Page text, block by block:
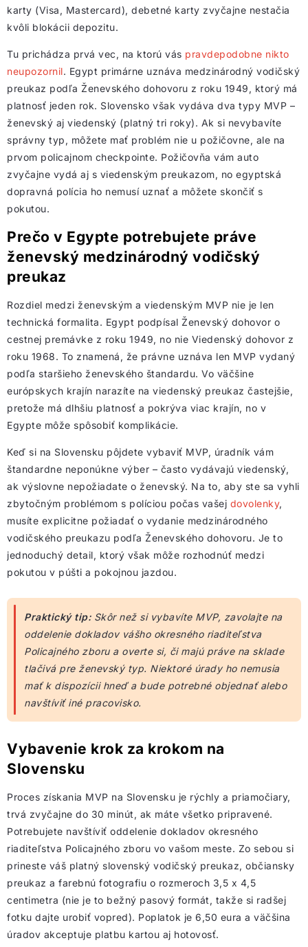
karty (Visa, Mastercard), debetné karty zvyčajne nestačia
kvôli blokácii depozitu.
Tu prichádza prvá vec, na ktorú vás pravdepodobne nikto
neupozornil. Egypt primárne uznáva medzinárodný vodičský
preukaz podľa Ženevského dohovoru z roku 1949, ktorý má
platnosť jeden rok. Slovensko však vydáva dva typy MVP –
ženevský aj viedenský (platný tri roky). Ak si nevybavíte
správny typ, môžete mať problém nie u požičovne, ale na
prvom policajnom checkpointe. Požičovňa vám auto
zvyčajne vydá aj s viedenským preukazom, no egyptská
dopravná polícia ho nemusí uznať a môžete skončiť s
pokutou.
Prečo v Egypte potrebujete práve
ženevský medzinárodný vodičský
preukaz
Rozdiel medzi ženevským a viedenským MVP nie je len
technická formalita. Egypt podpísal Ženevský dohovor o
cestnej premávke z roku 1949, no nie Viedenský dohovor z
roku 1968. To znamená, že právne uznáva len MVP vydaný
podľa staršieho ženevského štandardu. Vo väčšine
európskych krajín narazíte na viedenský preukaz častejšie,
pretože má dlhšiu platnosť a pokrýva viac krajín, no v
Egypte môže spôsobiť komplikácie.
Keď si na Slovensku pôjdete vybaviť MVP, úradník vám
štandardne neponúkne výber – často vydávajú viedenský,
ak výslovne nepožiadate o ženevský. Na to, aby ste sa vyhli
zbytočným problémom s políciou počas vašej dovolenky,
musíte explicitne požiadať o vydanie medzinárodného
vodičského preukazu podľa Ženevského dohovoru. Je to
jednoduchý detail, ktorý však môže rozhodnúť medzi
pokutou v púšti a pokojnou jazdou.
Praktický tip:Skôr než si vybavíte MVP, zavolajte na
oddelenie dokladov vášho okresného riaditeľstva
Policajného zboru a overte si, či majú práve na sklade
tlačivá pre ženevský typ. Niektoré úrady ho nemusia
mať k dispozícii hneď a bude potrebné objednať alebo
navštíviť iné pracovisko.
Vybavenie krok za krokom na
Slovensku
Proces získania MVP na Slovensku je rýchly a priamočiary,
trvá zvyčajne do 30 minút, ak máte všetko pripravené.
Potrebujete navštíviť oddelenie dokladov okresného
riaditeľstva Policajného zboru vo vašom meste. Zo sebou si
prineste váš platný slovenský vodičský preukaz, občiansky
preukaz a farebnú fotografiu o rozmeroch 3,5 x 4,5
centimetra (nie je to bežný pasový formát, takže si radšej
fotku dajte urobiť vopred). Poplatok je 6,50 eura a väčšina
úradov akceptuje platbu kartou aj hotovosť.